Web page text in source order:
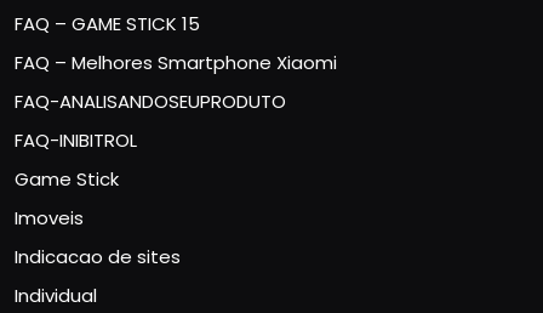
FAQ – GAME STICK 15
FAQ – Melhores Smartphone Xiaomi
FAQ-ANALISANDOSEUPRODUTO
FAQ-INIBITROL
Game Stick
Imoveis
Indicacao de sites
Individual